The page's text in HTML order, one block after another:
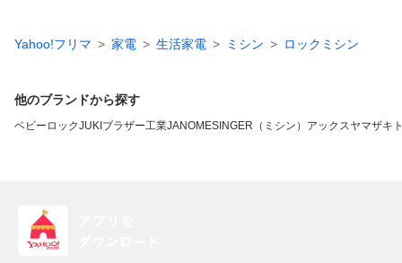
Yahoo!フリマ 家電 生活家電 ミシン ロックミシン
他のブランドから探す
ベビーロックJUKI ブラザー工業JANOMESINGER（ミシン） アックスヤマザキ